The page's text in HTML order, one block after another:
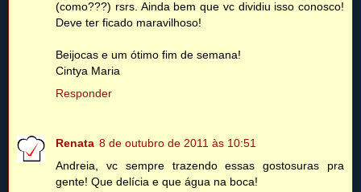
(como???) rsrs. Ainda bem que vc dividiu isso conosco!
Deve ter ficado maravilhoso!
Beijocas e um ótimo fim de semana!
Cintya Maria
Responder
Renata 8 de outubro de 2011 às 10:51
Andreia, vc sempre trazendo essas gostosuras pra
gente! Que delícia e que água na boca!